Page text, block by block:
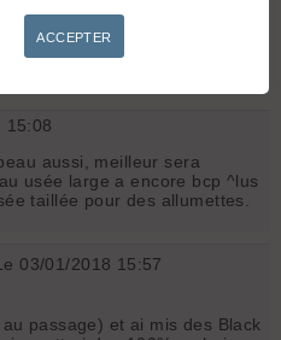
15:08
aussi, meilleur sera
usée large a encore bcp ^lus
taillée pour des allumettes.
03/01/2018 15:57
passage) et ai mis des Black
ACCEPTER